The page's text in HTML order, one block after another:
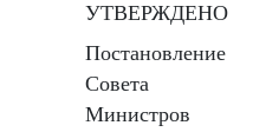
УТВЕРЖДЕНО
Постановление
Совета
Министров